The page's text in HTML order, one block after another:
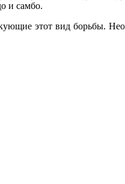
и самбо.
этот вид борьбы.